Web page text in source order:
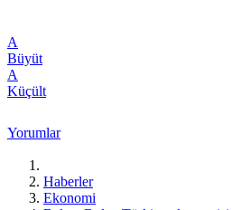
A
Büyüt
A
Küçült
Yorumlar
Haberler
Ekonomi